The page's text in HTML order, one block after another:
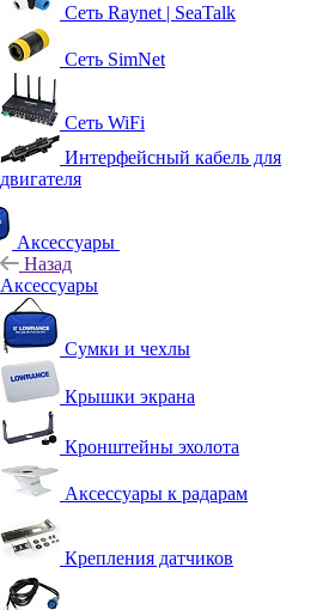
Сеть Raynet | SeaTalk
Сеть SimNet
Сеть WiFi
Интерфейсный кабель для
двигателя
Аксессуары
Назад
Аксессуары
Сумки и чехлы
Крышки экрана
Кронштейны эхолота
Аксессуары к радарам
Крепления датчиков